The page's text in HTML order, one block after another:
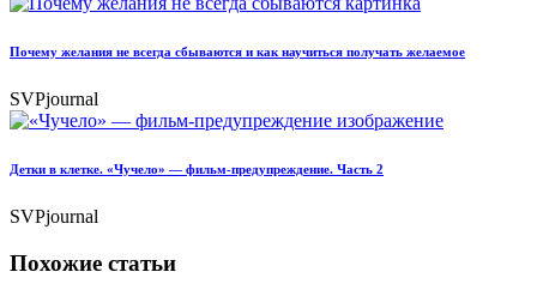
Почему желания не всегда сбываются и как научиться получать желаемое
SVPjournal
Детки в клетке. «Чучело» — фильм-предупреждение. Часть 2
SVPjournal
Похожие статьи